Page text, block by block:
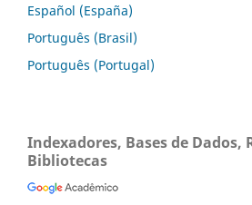
Español (España)
Português (Brasil)
Português (Portugal)
Indexadores, Bases de Dados,
Bibliotecas